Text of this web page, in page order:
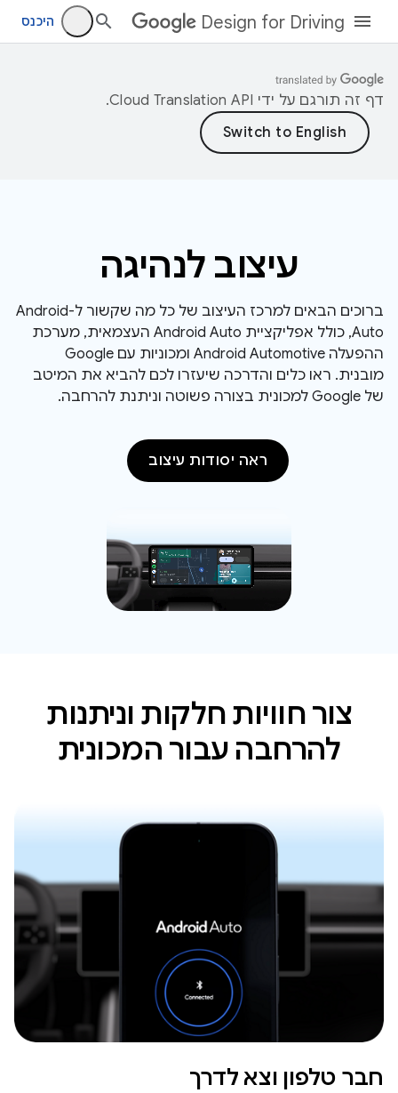
Design for Driving היכנס
דף זה תורגם על ידי Cloud Translation API
.
עיצוב לנהיגה
ברוכים הבאים למרכז העיצוב של כל מה שקשור ל-Android
Auto, כולל אפליקציית Android Auto העצמאית, מערכת
ההפעלה Android Automotive ומכוניות עם Google
מובנית. ראו כלים והדרכה שיעזרו לכם להביא את המיטב
של Google למכונית בצורה פשוטה וניתנת להרחבה.
ראה יסודות עיצוב
צור חוויות חלקות וניתנות
להרחבה עבור המכונית
חבר טלפון וצא לדרך